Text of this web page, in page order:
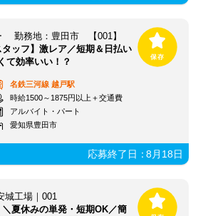
勤務地：豊田市 【001】
タッフ】激レア／短期＆日払い
て効率いい！？
名鉄三河線 越戸駅
時給1500～1875円以上＋交通費
アルバイト・パート
愛知県豊田市
応募終了日：8月18日
城工場｜001
＼夏休みの単発・短期OK／簡